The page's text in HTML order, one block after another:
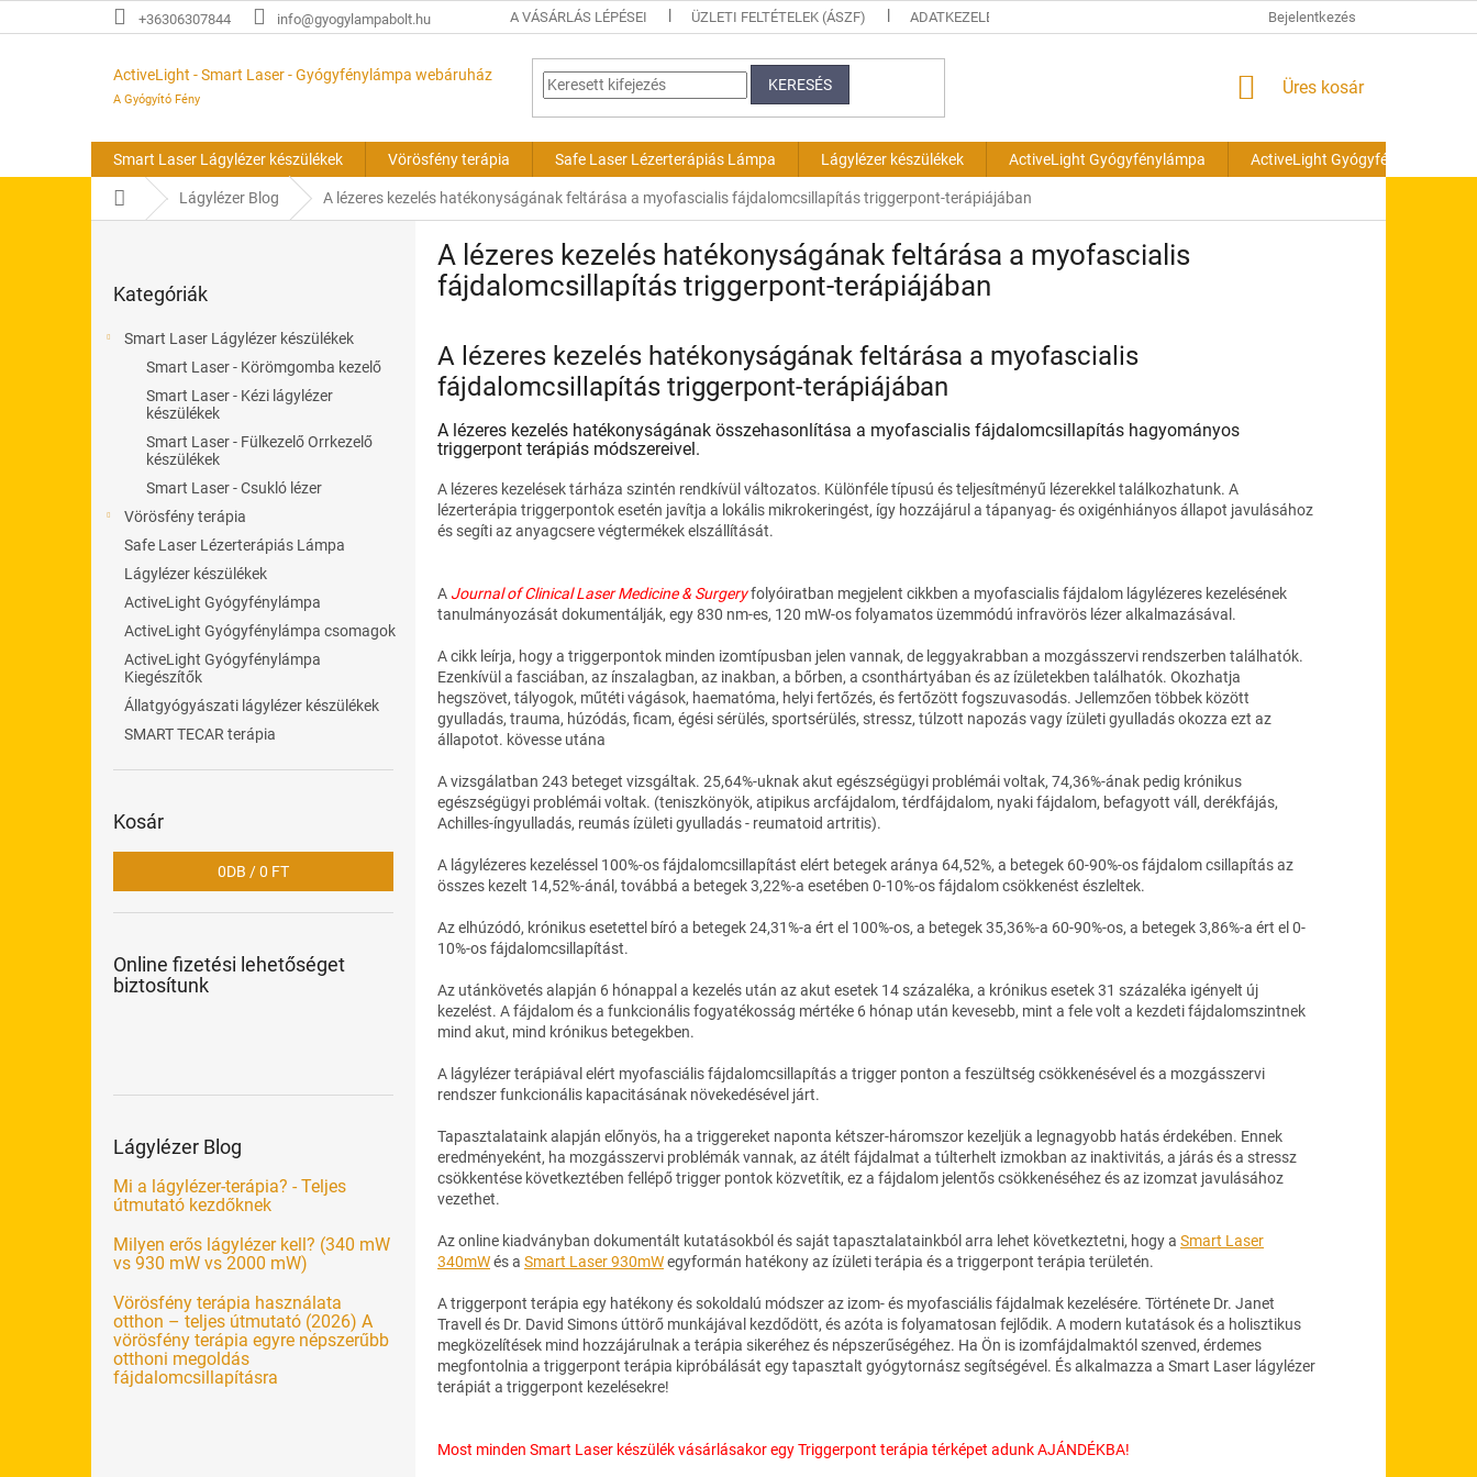
a
+36306307844 info@gyogylampabolt.hu A VÁSÁRLÁS LÉPÉSEI ÜZLETI FELTÉTELEK (ÁSZF) ADATKEZELÉSI TÁJÉKOZTATÓ Bejelentkezés
ActiveLight - Smart Laser - Gyógyfénylámpa webáruház
A Gyógyító Fény
KERESÉS KOSÁR
Üres kosár
Smart Laser Lágylézer készülékek Vörösfény terápia Safe Laser Lézerterápiás Lámpa Lágylézer készülékek ActiveLight Gyógyfénylámpa ActiveLight Gyógyfénylámpa
KezdőlapLágylézer Blog A lézeres kezelés hatékonyságának feltárása a myofascialis fájdalomcsillapítás triggerpont-terápiájában
átugrása
Kategóriák
Smart Laser Lágylézer készülékek
Smart Laser - Körömgomba kezelő
Smart Laser - Kézi lágylézer
készülékek
Smart Laser - Fülkezelő Orrkezelő
készülékek
Smart Laser - Csukló lézer
Vörösfény terápia
Safe Laser Lézerterápiás Lámpa
Lágylézer készülékek
ActiveLight Gyógyfénylámpa
ActiveLight Gyógyfénylámpa csomagok
ActiveLight Gyógyfénylámpa
Kiegészítők
Állatgyógyászati lágylézer készülékek
SMART TECAR terápia
Kosár
0DB /0 FT
Online fizetési lehetőséget
biztosítunk
Lágylézer Blog
Mi a lágylézer-terápia? - Teljes
útmutató kezdőknek
Milyen erős lágylézer kell? (340 mW
vs 930 mW vs 2000 mW)
Vörösfény terápia használata
otthon – teljes útmutató (2026) A
vörösfény terápia egyre népszerűbb
otthoni megoldás
fájdalomcsillapításra
A lézeres kezelés hatékonyságának feltárása a myofascialis
fájdalomcsillapítás triggerpont-terápiájában
A lézeres kezelés hatékonyságának feltárása a myofascialis
fájdalomcsillapítás triggerpont-terápiájában
A lézeres kezelés hatékonyságának összehasonlítása a myofascialis fájdalomcsillapítás hagyományos
triggerpont terápiás módszereivel.
A lézeres kezelések tárháza szintén rendkívül változatos. Különféle típusú és teljesítményű lézerekkel találkozhatunk. A
lézerterápia triggerpontok esetén javítja a lokális mikrokeringést, így hozzájárul a tápanyag- és oxigénhiányos állapot javulásához
és segíti az anyagcsere végtermékek elszállítását.
A Journal of Clinical Laser Medicine & Surgeryfolyóiratban megjelent cikkben a myofascialis fájdalom lágylézeres kezelésének
tanulmányozását dokumentálják, egy 830 nm-es, 120 mW-os folyamatos üzemmódú infravörös lézer alkalmazásával.
A cikk leírja, hogy a triggerpontok minden izomtípusban jelen vannak, de leggyakrabban a mozgásszervi rendszerben találhatók.
Ezenkívül a fasciában, az ínszalagban, az inakban, a bőrben, a csonthártyában és az ízületekben találhatók. Okozhatja
hegszövet, tályogok, műtéti vágások, haematóma, helyi fertőzés, és fertőzött fogszuvasodás. Jellemzően többek között
gyulladás, trauma, húzódás, ficam, égési sérülés, sportsérülés, stressz, túlzott napozás vagy ízületi gyulladás okozza ezt az
állapotot. kövesse utána
A vizsgálatban 243 beteget vizsgáltak. 25,64%-uknak akut egészségügyi problémái voltak, 74,36%-ának pedig krónikus
egészségügyi problémái voltak. (teniszkönyök, atipikus arcfájdalom, térdfájdalom, nyaki fájdalom, befagyott váll, derékfájás,
Achilles-íngyulladás, reumás ízületi gyulladás - reumatoid artritis).
A lágylézeres kezeléssel 100%-os fájdalomcsillapítást elért betegek aránya 64,52%, a betegek 60-90%-os fájdalom csillapítás az
összes kezelt 14,52%-ánál, továbbá a betegek 3,22%-a esetében 0-10%-os fájdalom csökkenést észleltek.
Az elhúzódó, krónikus esetettel bíró a betegek 24,31%-a ért el 100%-os, a betegek 35,36%-a 60-90%-os, a betegek 3,86%-a ért el 0-
10%-os fájdalomcsillapítást.
Az utánkövetés alapján 6 hónappal a kezelés után az akut esetek 14 százaléka, a krónikus esetek 31 százaléka igényelt új
kezelést. A fájdalom és a funkcionális fogyatékosság mértéke 6 hónap után kevesebb, mint a fele volt a kezdeti fájdalomszintnek
mind akut, mind krónikus betegekben.
A lágylézer terápiával elért myofasciális fájdalomcsillapítás a trigger ponton a feszültség csökkenésével és a mozgásszervi
rendszer funkcionális kapacitásának növekedésével járt.
Tapasztalataink alapján előnyös, ha a triggereket naponta kétszer-háromszor kezeljük a legnagyobb hatás érdekében. Ennek
eredményeként, ha mozgásszervi problémák vannak, az átélt fájdalmat a túlterhelt izmokban az inaktivitás, a járás és a stressz
csökkentése következtében fellépő trigger pontok közvetítik, ez a fájdalom jelentős csökkenéséhez és az izomzat javulásához
vezethet.
Az online kiadványban dokumentált kutatásokból és saját tapasztalatainkból arra lehet következtetni, hogy a Smart Laser
340mWés a Smart Laser 930mWegyformán hatékony az ízületi terápia és a triggerpont terápia területén.
A triggerpont terápia egy hatékony és sokoldalú módszer az izom- és myofasciális fájdalmak kezelésére. Története Dr. Janet
Travell és Dr. David Simons úttörő munkájával kezdődött, és azóta is folyamatosan fejlődik. A modern kutatások és a holisztikus
megközelítések mind hozzájárulnak a terápia sikeréhez és népszerűségéhez. Ha Ön is izomfájdalmaktól szenved, érdemes
megfontolnia a triggerpont terápia kipróbálását egy tapasztalt gyógytornász segítségével. És alkalmazza a Smart Laser lágylézer
terápiát a triggerpont kezelésekre!
Most minden Smart Laser készülék vásárlásakor egy Triggerpont terápia térképet adunk AJÁNDÉKBA!